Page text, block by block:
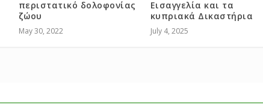
περιστατικό δολοφονίας
ζώου
May 30, 2022
Εισαγγελία και τα
κυπριακά Δικαστήρια
July 4, 2025